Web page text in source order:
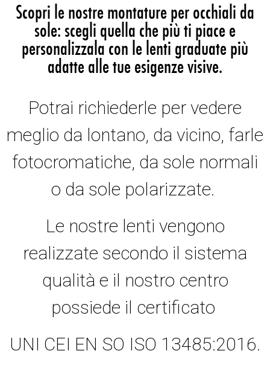
Scopri le nostre montature per occhiali da
sole: scegli quella che più ti piace e
personalizzala con le lenti graduate più
adatte alle tue esigenze visive.
Potrai richiederle per vedere
meglio da lontano, da vicino, farle
fotocromatiche, da sole normali
o da sole polarizzate.
Le nostre lenti vengono
realizzate secondo il sistema
qualità e il nostro centro
possiede il certificato
UNI CEI EN SO ISO 13485:2016.